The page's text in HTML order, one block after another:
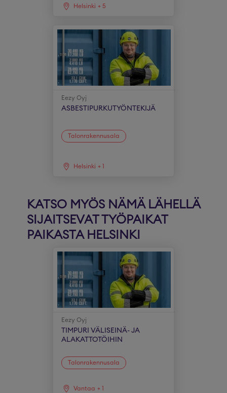
Helsinki + 5
Eezy Oyj
ASBESTIPURKUTYÖNTEKIJÄ
Talonrakennusala
Helsinki + 1
KATSO MYÖS NÄMÄ LÄHELLÄ
SIJAITSEVAT TYÖPAIKAT
PAIKASTA HELSINKI
Eezy Oyj
TIMPURI VÄLISEINÄ- JA
ALAKATTOTÖIHIN
Talonrakennusala
Vantaa + 1